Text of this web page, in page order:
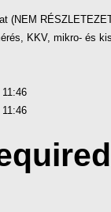
(NEM
KKV, mikro- és